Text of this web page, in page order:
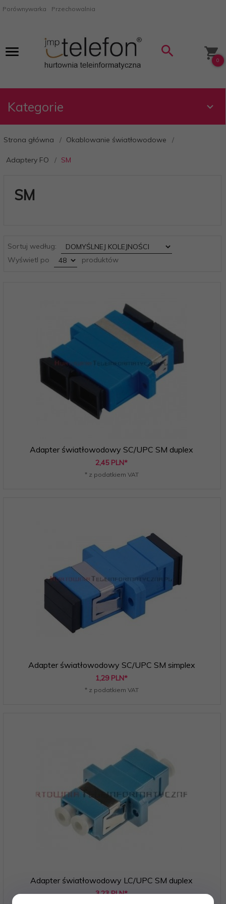
Porównywarka Przechowalnia
0
Kategorie
Strona główna Okablowanie światłowodowe
Adaptery FO SM
SM
Sortuj według:
sort
Wyświetl po
pop produktów
Adapter światłowodowy SC/UPC SM duplex
2,45 PLN*
* z podatkiem VAT
Adapter światłowodowy SC/UPC SM simplex
1,29 PLN*
* z podatkiem VAT
Adapter światłowodowy LC/UPC SM duplex
3,23 PLN*